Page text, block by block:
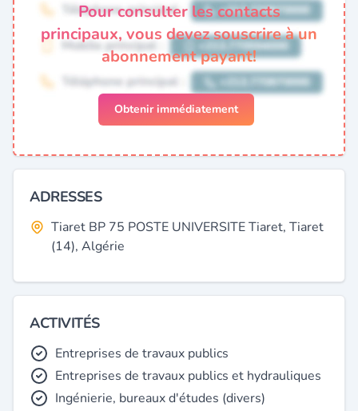
Pour consulter les contacts
principaux, vous devez souscrire à un
abonnement payant!
Obtenir immédiatement
ADRESSES
Tiaret BP 75 POSTE UNIVERSITE Tiaret, Tiaret
(14), Algérie
ACTIVITÉS
Entreprises de travaux publics
Entreprises de travaux publics et hydrauliques
Ingénierie, bureaux d'études (divers)